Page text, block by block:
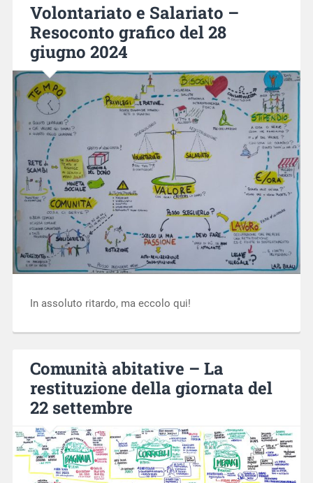
Volontariato e Salariato –
Resoconto grafico del 28
giugno 2024
In assoluto ritardo, ma eccolo qui!
Comunità abitative – La
restituzione della giornata del
22 settembre